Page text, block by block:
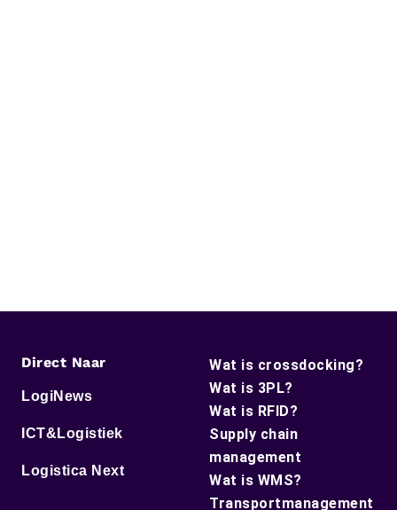
Direct Naar
LogiNews
ICT&Logistiek
Logistica Next
Wat is crossdocking?
Wat is 3PL?
Wat is RFID?
Supply chain
management
Wat is WMS?
Transportmanagement